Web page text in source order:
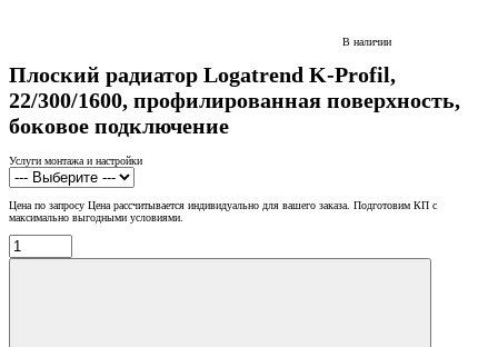
В наличии
Плоский радиатор Logatrend K-Profil,
22/300/1600, профилированная поверхность,
боковое подключение
Услуги монтажа и настройки
Цена по запросу Цена рассчитывается индивидуально для вашего заказа. Подготовим КП с
максимально выгодными условиями.